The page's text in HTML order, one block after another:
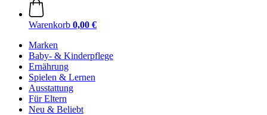
Warenkorb 0,00 €
Marken
Baby- & Kinderpflege
Ernährung
Spielen & Lernen
Ausstattung
Für Eltern
Neu & Beliebt